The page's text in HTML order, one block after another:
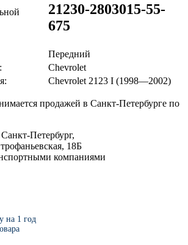
21230-2803015-55-
675
Передний
Chevrolet
Chevrolet 2123 I (1998—2002)
продажей в Санкт-Петербурге по
Петербург,
18Б
компаниями
на 1 год